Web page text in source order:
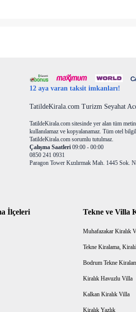
12 aya varan taksit imkanları!
TatildeKirala.com Turizm Seyahat
TatildeKirala.com sitesinde yer alan tüm
kullanılamaz ve kopyalanamaz. Tüm otel
TatildeKirala.com sorumlu tutulmaz.
Çalışma Saatleri 09:00 - 00:00
0850 241 0931
Paragon Tower Kızılırmak Mah. 1445
İlçeleri Tekne ve Villa
Muhafazakar Kiralık
Tekne Kiralama,
Bodrum Tekne
Kiralık Havuzlu Villa
Kalkan Kiralık Villa
Kiralık Yazlık